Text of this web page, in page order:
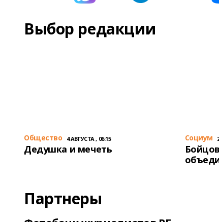
Выбор редакции
Общество 4 АВГУСТА , 06:15
Дедушка и мечеть
Cоциум
Партнеры